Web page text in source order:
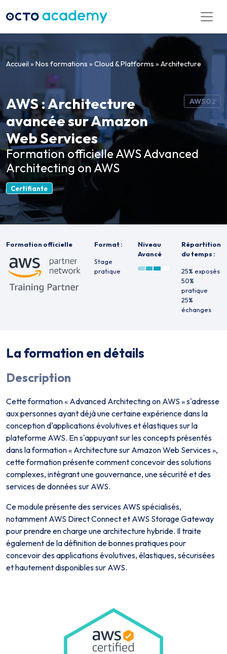
Accueil » Nos formations » Cloud & Platforms » Architecture
AWS02
AWS : Architecture
avancée sur Amazon
Web Services
Formation officielle AWS Advanced
Architecting on AWS
Certifiante
Formation officielle Format :
Stage
pratique
Niveau
Avancé
Répartition
du temps :
25% exposés
50%
pratique
25%
échanges
La formation en détails
Description
Cette formation « Advanced Architecting on AWS » s'adresse
aux personnes ayant déjà une certaine expérience dans la
conception d'applications évolutives et élastiques sur la
plateforme AWS. En s'appuyant sur les concepts présentés
dans la formation « Architecture sur Amazon Web Services »,
cette formation présente comment concevoir des solutions
complexes, intégrant une gouvernance, une sécurité et des
services de données sur AWS.
Ce module présente des services AWS spécialisés,
notamment AWS Direct Connect et AWS Storage Gateway
pour prendre en charge une architecture hybride. Il traite
également de la définition de bonnes pratiques pour
concevoir des applications évolutives, élastiques, sécurisées
et hautement disponibles sur AWS.